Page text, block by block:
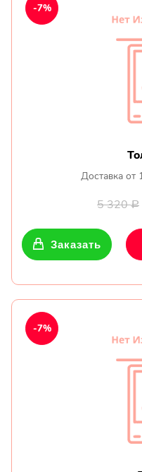
Доставка от
5 320Р
-7%
Заказать
-7%